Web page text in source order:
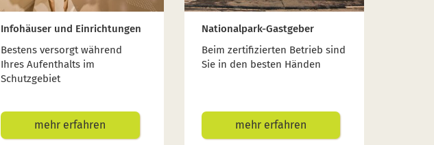
Infohäuser und Einrichtungen
Bestens versorgt während
Ihres Aufenthalts im
Schutzgebiet
mehr erfahren
Nationalpark-Gastgeber
Beim zertifizierten Betrieb sind
Sie in den besten Händen
mehr erfahren